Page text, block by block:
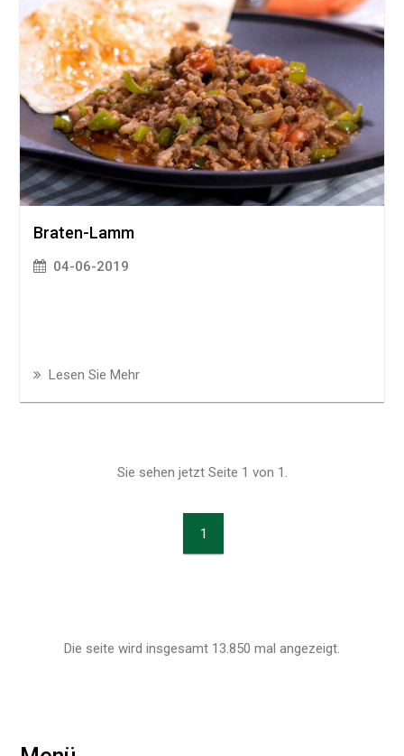
Braten-Lamm
04-06-2019
Lesen Sie Mehr
Sie sehen jetzt Seite 1 von 1.
1
Die seite wird insgesamt 13.850 mal angezeigt.